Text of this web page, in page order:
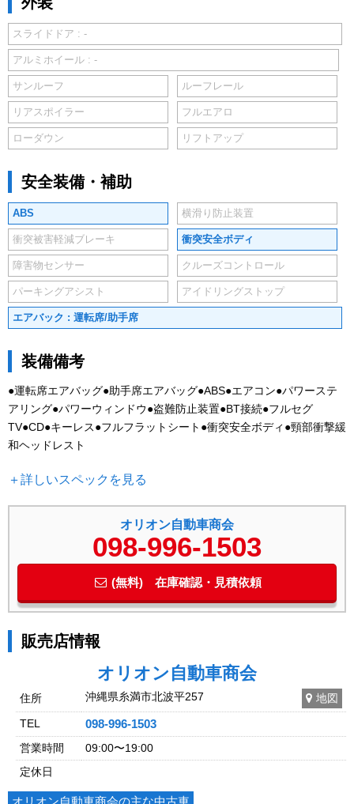
スライドドア : -
アルミホイール : -
サンルーフ ルーフレール
リアスポイラー フルエアロ
ローダウン リフトアップ
安全装備・補助
ABS 横滑り防止装置
衝突被害軽減ブレーキ 衝突安全ボディ
障害物センサー クルーズコントロール
パーキングアシスト アイドリングストップ
エアバック : 運転席/助手席
装備備考
●運転席エアバッグ●助手席エアバッグ●ABS●エアコン●パワーステ
アリング●パワーウィンドウ●盗難防止装置●BT接続●フルセグ
TV●CD●キーレス●フルフラットシート●衝突安全ボディ●頸部衝撃緩
和ヘッドレスト
＋詳しいスペックを見る
オリオン自動車商会
098-996-1503
(無料) 在庫確認・見積依頼
販売店情報
オリオン自動車商会
住所 沖縄県糸満市北波平257
地図
TEL
098-996-1503
営業時間
09:00〜19:00
定休日